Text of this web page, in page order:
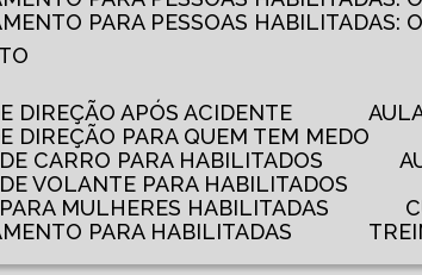
PARA PESSOAS HABILITADAS:
DIREÇÃO APÓS ACIDENTE
DIREÇÃO PARA QUEM TEM MEDO
DE CARRO PARA HABILITADOS
DE VOLANTE PARA HABILITADOS
PARA MULHERES HABILITADAS
PARA HABILITADAS